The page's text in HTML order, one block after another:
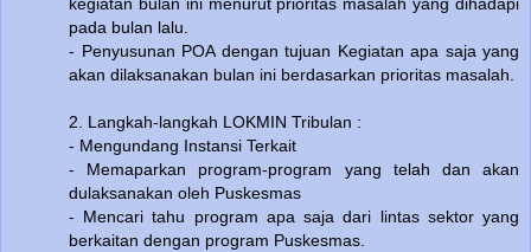
kegiatan bulan ini menurut prioritas masalah yang dihadapi
pada bulan lalu.
- Penyusunan POA dengan tujuan Kegiatan apa saja yang
akan dilaksanakan bulan ini berdasarkan prioritas masalah.
2. Langkah-langkah LOKMIN Tribulan :
- Mengundang Instansi Terkait
- Memaparkan program-program yang telah dan akan
dulaksanakan oleh Puskesmas
- Mencari tahu program apa saja dari lintas sektor yang
berkaitan dengan program Puskesmas.